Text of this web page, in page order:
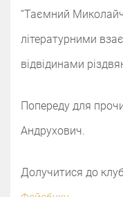
“Таємний
літературними
відвідинами
Попереду для
Андрухович.
Долучитися до